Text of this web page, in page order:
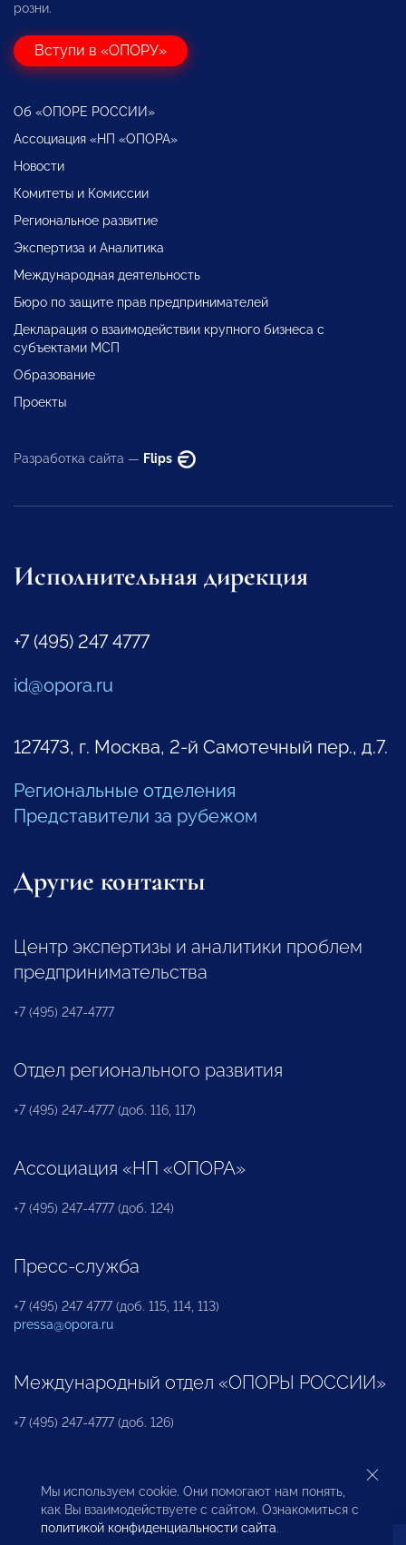
розни.
Вступи в «ОПОРУ»
Об «ОПОРЕ РОССИИ»
Ассоциация «НП «ОПОРА»
Новости
Комитеты и Комиссии
Региональное развитие
Экспертиза и Аналитика
Международная деятельность
Бюро по защите прав предпринимателей
Декларация о взаимодействии крупного бизнеса с
субъектами МСП
Образование
Проекты
Разработка сайта — Flips
Исполнительная дирекция
+7 (495) 247 4777
id@opora.ru
127473, г. Москва, 2-й Самотечный пер., д.7.
Региональные отделения
Представители за рубежом
Другие контакты
Центр экспертизы и аналитики проблем
предпринимательства
+7 (495) 247-4777
Отдел регионального развития
+7 (495) 247-4777 (доб. 116, 117)
Ассоциация «НП «ОПОРА»
+7 (495) 247-4777 (доб. 124)
Пресс-служба
+7 (495) 247 4777 (доб. 115, 114, 113)
pressa@opora.ru
Международный отдел «ОПОРЫ РОССИИ»
+7 (495) 247-4777 (доб. 126)
Бюро по защите прав предпринимателей и
инвесторов
Мы используем cookie. Они помогают нам понять,
как Вы взаимодействуете с сайтом. Ознакомиться с
политикой конфиденциальности сайта.